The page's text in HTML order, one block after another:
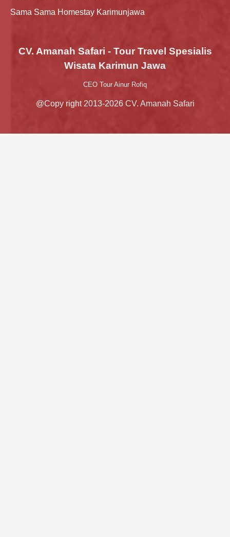
Sama Sama Homestay Karimunjawa
CV. Amanah Safari - Tour Travel Spesialis
Wisata Karimun Jawa
CEO Tour Ainur Rofiq
@Copy right 2013-2026 CV. Amanah Safari